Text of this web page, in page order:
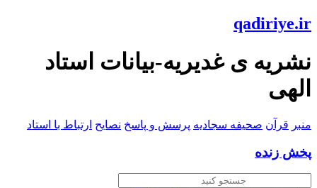
qadiriye.ir
نشریه ی غدیریه-بیانات استاد
الهی
منبر قرآن صحیفه سجادیه پرسش و پاسخ نصایح ارتباط با استاد
پخش زنده